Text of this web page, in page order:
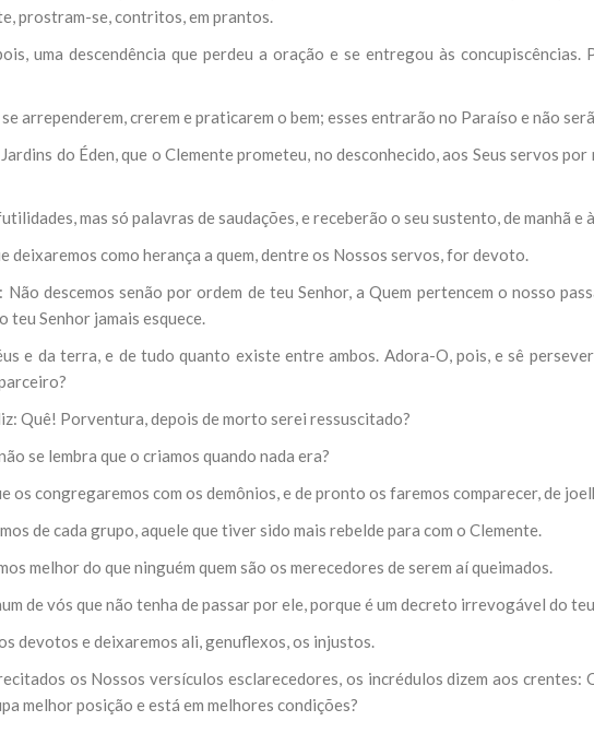
prostram-se, contritos, em prantos.
uma descendência que perdeu a oração e se entregou às
arrependerem, crerem e praticarem o bem; esses entrarão no Paraíso e não
do Éden, que o Clemente prometeu, no desconhecido, aos Seus servos por
mas só palavras de saudações, e receberão o seu sustento, de manhã e
deixaremos como herança a quem, dentre os Nossos servos, for devoto.
descemos senão por ordem de teu Senhor, a Quem pertencem o nosso
teu Senhor jamais esquece.
e da terra, e de tudo quanto existe entre ambos. Adora-O, pois, e sê
Quê! Porventura, depois de morto serei ressuscitado?
se lembra que o criamos quando nada era?
os congregaremos com os demônios, e de pronto os faremos comparecer, de
de cada grupo, aquele que tiver sido mais rebelde para com o Clemente.
melhor do que ninguém quem são os merecedores de serem aí queimados.
de vós que não tenha de passar por ele, porque é um decreto irrevogável do
devotos e deixaremos ali, genuflexos, os injustos.
os Nossos versículos esclarecedores, os incrédulos dizem aos crentes:
melhor posição e está em melhores condições?